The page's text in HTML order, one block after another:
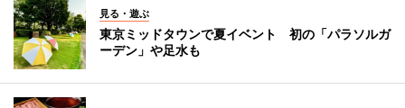
見る・遊ぶ
東京ミッドタウンで夏イベント 初の「パラソルガ
ーデン」や足水も